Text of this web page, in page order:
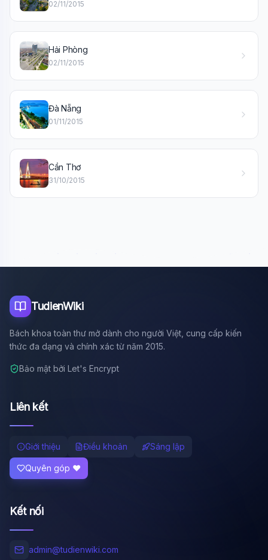
02/11/2015
Hải Phòng
02/11/2015
Đà Nẵng
01/11/2015
Cần Thơ
31/10/2015
TudienWiki
Bách khoa toàn thư mở dành cho người Việt, cung cấp kiến
thức đa dạng và chính xác từ năm 2015.
Bảo mật bởi Let's Encrypt
Liên kết
Giới thiệu Điều khoản Sáng lập
Quyên góp ❤️
Kết nối
admin@tudienwiki.com
🎓
🪐 Sao Mộc là gì?